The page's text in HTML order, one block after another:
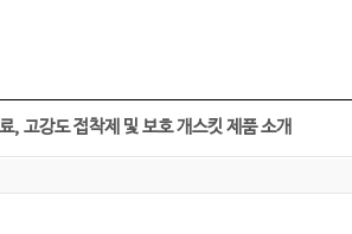
, 고강도 접착제 및 보호 개스킷 제품 소개